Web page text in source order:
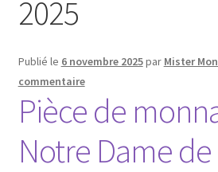
2025
Publié le 6 novembre 2025par Mister
commentaire
Pièce de
Notre Dame de